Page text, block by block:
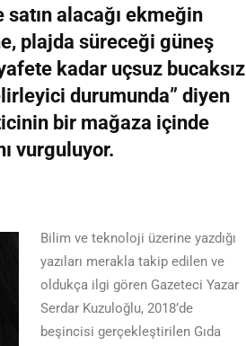
alacağı ekmeğin
plajda süreceği güneş
kadar uçsuz bucaksız
durumunda” diyen
bir mağaza içinde
vurguluyor.
Bilim ve teknoloji üzerine yazdığı
yazıları merakla takip edilen ve
oldukça ilgi gören Gazeteci Yazar
Serdar Kuzuloğlu, 2018’de
beşincisi gerçekleştirilen Gıda